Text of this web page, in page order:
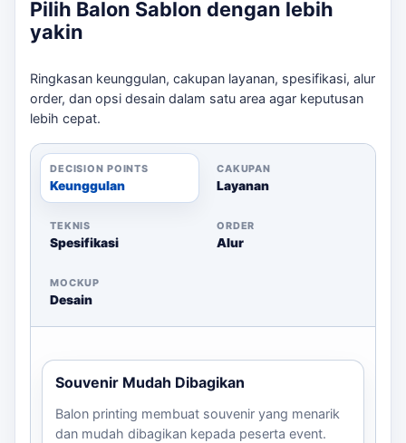
bisa memilih balon dengan sablon dua sisi agar logo
perusahaan terlihat jelas dari berbagai sudut pandang.
hasil cetak optimal. Kami merekomendasikan untuk
memesan minimal 500 pcs untuk mendapatkan harga
terbaik.
Panduan Pemesanan
Untuk memulai pemesanan, silakan kirim kebutuhan
Anda melalui WhatsApp, sertakan ukuran, jumlah, file
logo, dan deadline pengiriman. Tim kami dapat
dihubungi untuk Anda dengan estimasi harga dan
Pilih Balon Sablon dengan lebih
yakin
Ringkasan keunggulan, cakupan layanan, spesifikasi, alur
order, dan opsi desain dalam satu area agar keputusan
lebih cepat.
DECISION POINTS
Keunggulan
CAKUPAN
Layanan
TEKNIS
Spesifikasi
ORDER
Alur
MOCKUP
Desain
Souvenir Mudah Dibagikan
Balon printing membuat souvenir yang menarik
dan mudah dibagikan kepada peserta event.